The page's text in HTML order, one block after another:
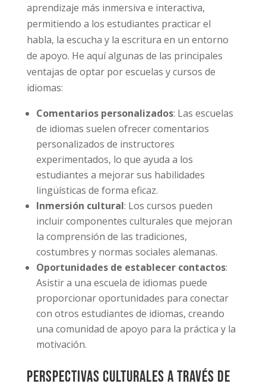
aprendizaje más inmersiva e interactiva,
permitiendo a los estudiantes practicar el
habla, la escucha y la escritura en un entorno
de apoyo. He aquí algunas de las principales
ventajas de optar por escuelas y cursos de
idiomas:
Comentarios personalizados: Las escuelas
de idiomas suelen ofrecer comentarios
personalizados de instructores
experimentados, lo que ayuda a los
estudiantes a mejorar sus habilidades
lingüísticas de forma eficaz.
Inmersión cultural: Los cursos pueden
incluir componentes culturales que mejoran
la comprensión de las tradiciones,
costumbres y normas sociales alemanas.
Oportunidades de establecer contactos:
Asistir a una escuela de idiomas puede
proporcionar oportunidades para conectar
con otros estudiantes de idiomas, creando
una comunidad de apoyo para la práctica y la
motivación.
Perspectivas culturales a través de